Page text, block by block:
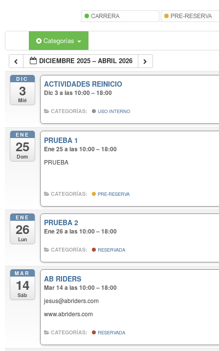
Categorías
DICIEMBRE 2025 – ABRIL 2026
DIC
3
Mié
ACTIVIDADES REINICIO
Dic 3 a las 10:00 – 18:00
CATEGORÍAS: USO INTERNO
ENE
25
Dom
PRUEBA 1
Ene 25 a las 10:00 – 18:00
PRUEBA
CATEGORÍAS: PRE-RESERVA
ENE
26
Lun
PRUEBA 2
Ene 26 a las 10:00 – 18:00
CATEGORÍAS: RESERVADA
MAR
14
Sáb
AB RIDERS
Mar 14 a las 10:00 – 18:00
jesus@abriders.com
www.abriders.com
CATEGORÍAS: RESERVADA